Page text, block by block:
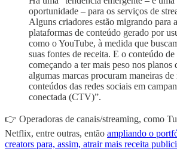
oportunidade – para os serviços de
Alguns criadores estão migrando para
plataformas de conteúdo gerado por
como o YouTube, à medida que
suas fontes de receita. E o conteúdo de
começando a ter mais peso nos planos
algumas marcas procuram maneiras
conteúdos das redes sociais em
conectada (CTV)”.
👉 Operadoras de canais/streaming, como
Netflix, entre outras, então ampliando o
creators para, assim, atrair mais receita